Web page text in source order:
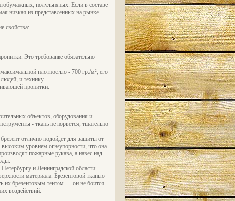
полульняных. Если в составе
низкая из представленных на рынке.
свойства:
Это требование обязательно
плотностью - 700 гр./м², его
и технику.
пропитки.
объектов, оборудования и
- ткань не порвется, тщательно
отлично подойдет для защиты от
высоким уровнем огнеупорности, что она
пожарные рукава, а навес над
и Ленинградской области.
материала. Брезентовой тканью
их брезентовым тентом — он не боится
воздействий.